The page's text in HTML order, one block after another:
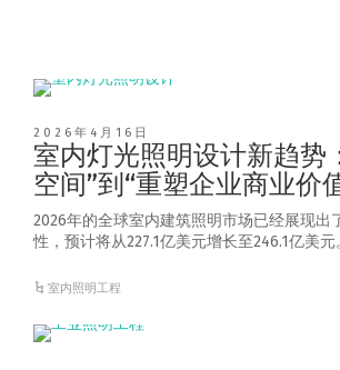
2026年4月16日
室内灯光照明设计新趋势
空间”到“重塑企业商业价
2026年的全球室内建筑照明市场已经展现出
性，预计将从227.1亿美元增长至246.1亿美
室内照明工程